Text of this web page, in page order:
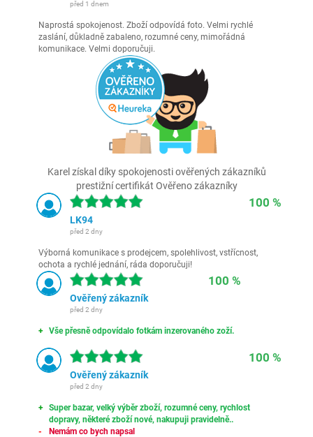
před 1 dnem
Naprostá spokojenost. Zboží odpovídá foto. Velmi rychlé
zaslání, důkladně zabaleno, rozumné ceny, mimořádná
komunikace. Velmi doporučuji.
Karel získal díky spokojenosti ověřených zákazníků
prestižní certifikát Ověřeno zákazníky
100 %
LK94
před 2 dny
Výborná komunikace s prodejcem, spolehlivost, vstřícnost,
ochota a rychlé jednání, ráda doporučuji!
100 %
Ověřený zákazník
před 2 dny
Vše přesně odpovídalo fotkám inzerovaného zoží.
100 %
Ověřený zákazník
před 2 dny
Super bazar, velký výběr zboží, rozumné ceny, rychlost
dopravy, některé zboží nové, nakupuji pravidelně..
Nemám co bych napsal